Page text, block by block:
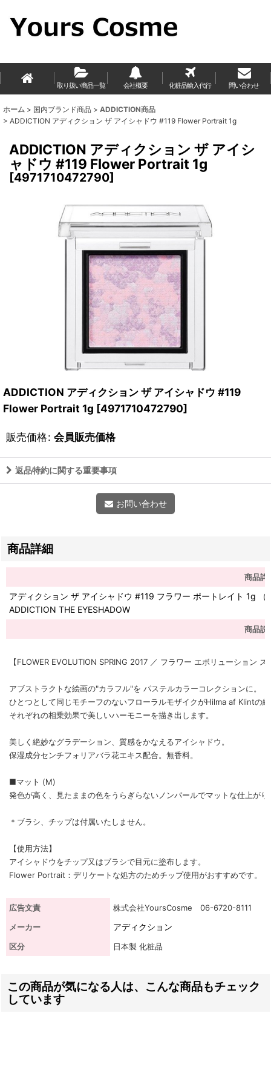
取り扱い商品一覧 会社概要 化粧品輸入代行 問い合わせ
ホーム > 国内ブランド商品 > ADDICTION商品
> ADDICTION アディクション ザ アイシャドウ #119 Flower Portrait 1g
ADDICTION アディクション ザ アイシ
ャドウ #119 Flower Portrait 1g
[4971710472790]
ADDICTION アディクション ザ アイシャドウ #119
Flower Portrait 1g [4971710472790]
販売価格: 会員販売価格
返品特約に関する重要事項
お問い合わせ
商品詳細
商品詳
アディクション ザ アイシャドウ #119 フラワー ポートレイト 1g （
ADDICTION THE EYESHADOW
商品説
【FLOWER EVOLUTION SPRING 2017 ／ フラワー エボリューション
アブストラクトな絵画の"カラフル"を パステルカラーコレクションに。
ひとつとして同じモチーフのないフローラルモザイクがHilma af Klintの
それぞれの相乗効果で美しいハーモニーを描き出します。
美しく絶妙なグラデーション、質感をかなえるアイシャドウ。
保湿成分センチフォリアバラ花エキス配合。無香料。
■マット (M)
発色が高く、見たままの色をうらぎらないノンパールでマットな仕上がり
＊ブラシ、チップは付属いたしません。
【使用方法】
アイシャドウをチップ又はブラシで目元に塗布します。
Flower Portrait：デリケートな処方のためチップ使用がおすすめです。
広告文責
株式会社YoursCosme 06-6720-8111
メーカー
アディクション
区分 日本製 化粧品
この商品が気になる人は、こんな商品もチェック
しています